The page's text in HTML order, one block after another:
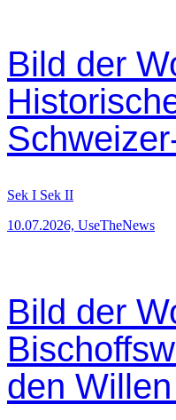
Bild der
Sek I Sek II
10.07.2026, UseTheNews
Bild der
den